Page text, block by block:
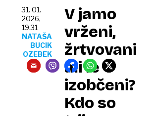
V jamo
vrženi,
žrtvovani
ali le
izobčeni?
Kdo so
31. 01.
2026,
19.31
NATAŠA
BUCIK
OZEBEK